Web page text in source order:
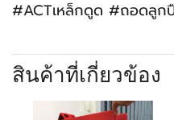
#ACTเหล็กดูด #ถอดลูก
สินค้าที่เกี่ยวข้อง